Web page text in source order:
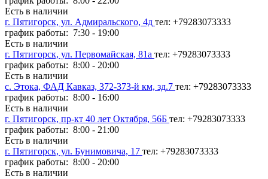
Есть в наличии
г. Пятигорск, ул. Адмиральского, 4д тел: +79283073333
график работы: 7:30 - 19:00
Есть в наличии
г. Пятигорск, ул. Первомайская, 81а тел: +79283073333
график работы: 8:00 - 20:00
Есть в наличии
с. Этока, ФАД Кавказ, 372-373-й км, зд.7 тел: +79283073333
график работы: 8:00 - 16:00
Есть в наличии
г. Пятигорск, пр-кт 40 лет Октября, 56Б тел: +79283073333
график работы: 8:00 - 21:00
Есть в наличии
г. Пятигорск, ул. Бунимовича, 17 тел: +79283073333
график работы: 8:00 - 20:00
Есть в наличии